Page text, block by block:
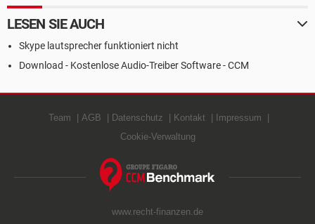
LESEN SIE AUCH
Skype lautsprecher funktioniert nicht
Download - Kostenlose Audio-Treiber Software - CCM
Team AGB Datenschutz Kontakt
Impressum
Cookie-Verwaltung
www.recht-finanzen.de